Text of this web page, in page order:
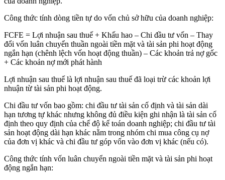
Công thức tính dòng tiền tự do vốn chủ sở hữu của doanh nghiệp:
FCFE = Lợi nhuận sau thuế + Khấu hao – Chi đầu tư vốn – Thay
đổi vốn luân chuyển thuần ngoài tiền mặt và tài sản phi hoạt động
ngắn hạn (chênh lệch vốn hoạt động thuần) – Các khoản trả nợ gốc
+ Các khoản nợ mới phát hành
Lợi nhuận sau thuế là lợi nhuận sau thuế đã loại trừ các khoản lợi
nhuận từ tài sản phi hoạt động.
Chi đầu tư vốn bao gồm: chi đầu tư tài sản cố định và tài sản dài
hạn tương tự khác nhưng không đủ điều kiện ghi nhận là tài sản cố
định theo quy định của chế độ kế toán doanh nghiệp; chi đầu tư tài
sản hoạt động dài hạn khác nằm trong nhóm chi mua công cụ nợ
của đơn vị khác và chi đầu tư góp vốn vào đơn vị khác (nếu có).
Công thức tính vốn luân chuyển ngoài tiền mặt và tài sản phi hoạt
động ngắn hạn: